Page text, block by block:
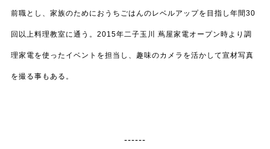
前職とし、家族のためにおうちごはんのレベルアップを目指し年間30
回以上料理教室に通う。2015年二子玉川 蔦屋家電オープン時より調
理家電を使ったイベントを担当し、趣味のカメラを活かして宣材写真
を撮る事もある。
------